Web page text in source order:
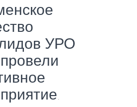
УРО